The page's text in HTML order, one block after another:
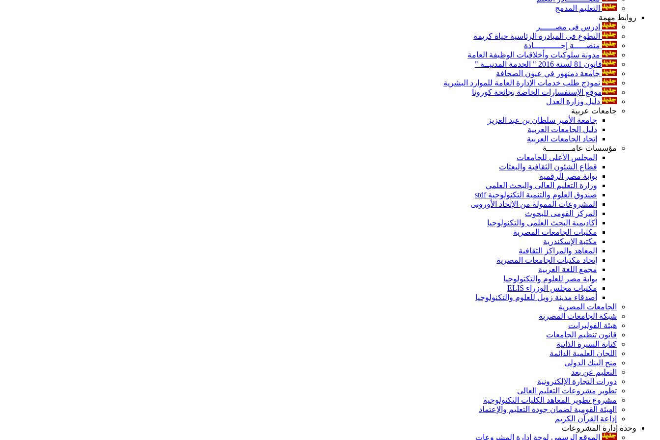
التعليم المدمج
روابط مهمة
إدرس فى مصــــــر
التطوع فى المبادرة الرئاسية حياة كريمة
منصـــــة إجـــــــــــادة
مدونة سلوكيات وأخلاقيات الوظيفة العامة
قانون 81 لسنة 2016 " الخدمة المدنيــة "
جامعة دمنهور في عيون الصحافة
نموذج طلب خدمات الإدارة العامة للموارد البشرية
موقع الإستفسارات الخاصة بجائحة كورونا
دليل وزارة العدل
جامعات عربية
جامعة الأمير سلطان بن عبد العزيز
دليل الجامعات العربية
إتحاد الجامعات العربية
مؤسسات عامــــــــــة
المجلس الأعلى للجامعات
قطاع الشئون الثقافية والبعثات
بوابة مصر الرقمية
وزارة التعليم العالى والبحث العلمي
صندوق العلوم والتنمية التكنولوجية stdf
المشروعات الممولة من الإتحاد الأوروبى
المركز القومى للبحوث
أكاديمية البحث العلمى والتكنولوجيا
مكتبات الجامعات المصرية
مكتبة الإسكندرية
المعاهد والمراكز الثقافية
إتحاد مكتبات الجامعات المصرية
مجمع اللغة العربية
بوابة مصر للعلوم والتكتولوجيا
مكتبات مجلس الوزراء ELIS
أصدقاء مدينة زويل للعلوم والتكنولوجيا
الجامعات المصرية
شبكة الجامعات المصرية
هيئة الفولبرايت
قانون تنظيم الجامعات
كتابة السيرة الذاتية
اللجان العلمية الدائمة
منح البنك الدولى
التعليم عن بعد
دورات التجارة الإلكترونية
تطوير مشروعات التعليم العالى
مشروع تطوير المعاهد الكليات التكنولوجية
الهيئة القومية لضمان جودة التعليم والإعتماد
إذاعة القرآن الكريم
وحدة إدارة المشروعات
الموقع الرسمى لوحة إدارة المشروعات